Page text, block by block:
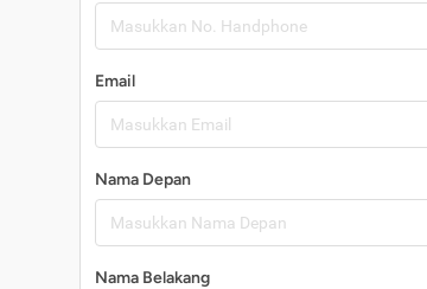
Email
Nama Depan
Nama Belakang